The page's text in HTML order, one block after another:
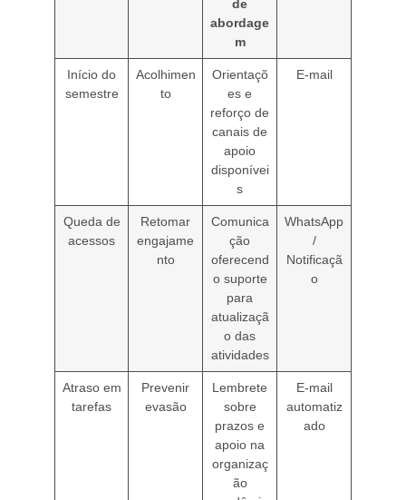
de
abordage
m
Início do
semestre
Acolhimen
to
Orientaçõ
es e
reforço de
canais de
apoio
disponívei
s
E-mail
Queda de
acessos
Retomar
engajame
nto
Comunica
ção
oferecend
o suporte
para
atualizaçã
o das
atividades
WhatsApp
/
Notificaçã
o
Atraso em
tarefas
Prevenir
evasão
Lembrete
sobre
prazos e
apoio na
organizaç
ão
E-mail
automatiz
ado